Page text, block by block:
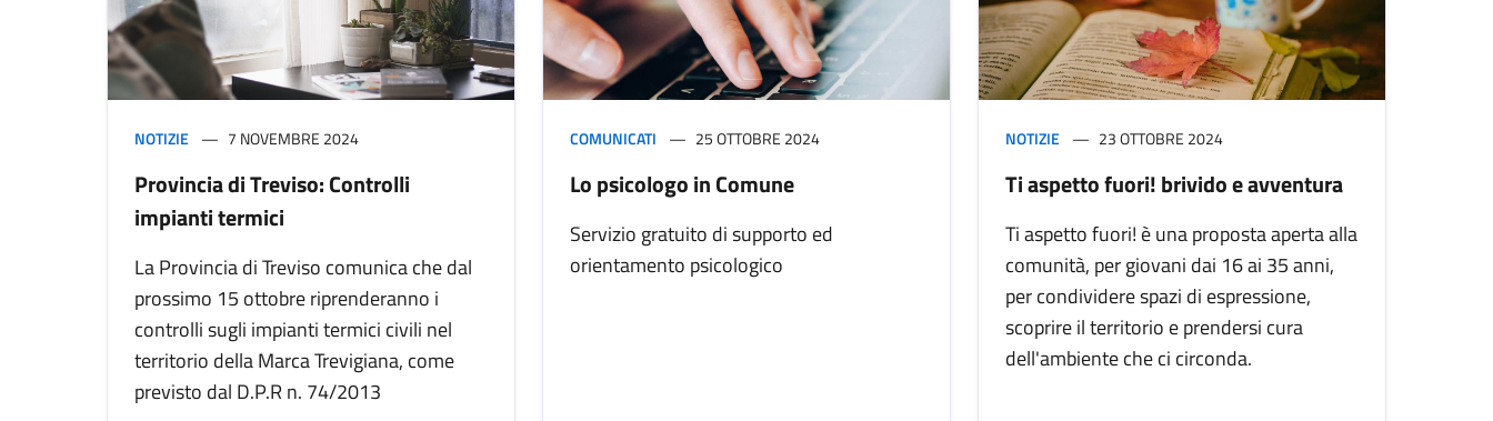
NOTIZIE 7 NOVEMBRE 2024
Provincia di Treviso: Controlli
impianti termici
La Provincia di Treviso comunica che dal
prossimo 15 ottobre riprenderanno i
controlli sugli impianti termici civili nel
territorio della Marca Trevigiana, come
previsto dal D.P.R n. 74/2013
COMUNICATI 25 OTTOBRE 2024
Lo psicologo in Comune
Servizio gratuito di supporto ed
orientamento psicologico
NOTIZIE 23 OTTOBRE 2024
Ti aspetto fuori! brivido e avventura
Ti aspetto fuori! è una proposta aperta alla
comunità, per giovani dai 16 ai 35 anni,
per condividere spazi di espressione,
scoprire il territorio e prendersi cura
dell'ambiente che ci circonda.